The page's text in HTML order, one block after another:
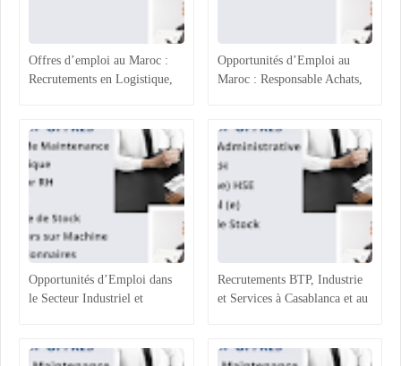
Offres d’emploi au Maroc :
Recrutements en Logistique,
Opportunités d’Emploi au
Maroc : Responsable Achats,
Opportunités d’Emploi dans
le Secteur Industriel et
Casablanca et Hassi Ameur
Recrutements BTP, Industrie
et Services à Casablanca et au